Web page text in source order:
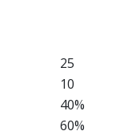
25
10
40%
60%